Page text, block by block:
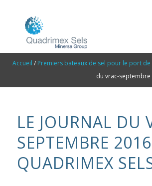
Accueil / Premiers bateaux de sel pour le port
du vrac-septembre
LE JOURNAL DU
SEPTEMBRE
QUADRIMEX